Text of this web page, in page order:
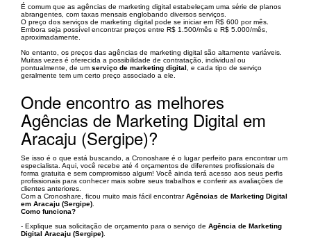
É comum que as agências de marketing digital estabeleçam uma série de planos
abrangentes, com taxas mensais englobando diversos serviços.
O preço dos serviços de marketing digital pode se iniciar em R$ 600 por mês.
Embora seja possível encontrar preços entre R$ 1.500/mês e R$ 5.000/mês,
aproximadamente.
No entanto, os preços das agências de marketing digital são altamente variáveis.
Muitas vezes é oferecida a possibilidade de contratação, individual ou
pontualmente, de um serviço de marketing digital , e cada tipo de serviço
geralmente tem um certo preço associado a ele.
Onde encontro as melhores
Agências de Marketing Digital em
Aracaju (Sergipe)?
Se isso é o que está buscando, a Cronoshare é o lugar perfeito para encontrar um
especialista. Aqui, você recebe até 4 orçamentos de diferentes profissionais de
forma gratuita e sem compromisso algum! Você ainda terá acesso aos seus perfis
profissionais para conhecer mais sobre seus trabalhos e conferir as avaliações de
clientes anteriores.
Com a Cronoshare, ficou muito mais fácil encontrarAgências de Marketing Digital
em Aracaju (Sergipe)
Como funciona?
- Explique sua solicitação de orçamento para o serviço de Agência de Marketing
Digital Aracaju (Sergipe)